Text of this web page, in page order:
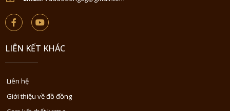
LIÊN KẾT KHÁC
Liên hệ
Giới thiệu về đồ đồng